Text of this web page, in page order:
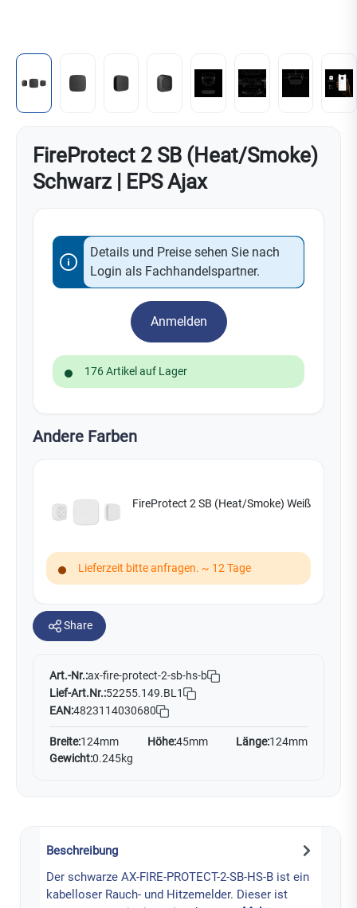
FireProtect 2 SB (Heat/Smoke)
Schwarz | EPS Ajax
Details und Preise sehen Sie nach
Login als Fachhandelspartner.
Anmelden
176 Artikel auf Lager
Andere Farben
FireProtect 2 SB (Heat/Smoke) Weiß
Lieferzeit bitte anfragen. ~ 12 Tage
Share
Art.-Nr.:ax-fire-protect-2-sb-hs-b
Lief-Art.Nr.:52255.149.BL1
EAN:4823114030680
Breite:124mm Höhe:45mm Länge:124mm
Gewicht:0.245kg
Beschreibung
Der schwarze AX-FIRE-PROTECT-2-SB-HS-B ist ein
kabelloser Rauch- und Hitzemelder. Dieser ist